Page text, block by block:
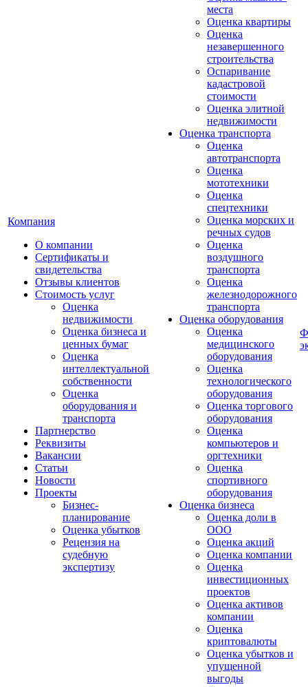
Компания
О компании
Сертификаты и
свидетельства
Отзывы клиентов
Стоимость услуг
Оценка
недвижимости
Оценка бизнеса и
ценных бумаг
Оценка
интеллектуальной
собственности
Оценка
оборудования и
транспорта
Партнерство
Реквизиты
Вакансии
Статьи
Новости
Проекты
Бизнес-
планирование
Оценка убытков
Рецензия на
судебную
экспертизу
места
Оценка квартиры
Оценка
незавершенного
строительства
Оспаривание
кадастровой
стоимости
Оценка элитной
недвижимости
Оценка транспорта
Оценка
автотранспорта
Оценка
мототехники
Оценка
спецтехники
Оценка морских и
речных судов
Оценка
воздушного
транспорта
Оценка
железнодорожного
транспорта
Оценка оборудования
Оценка
медицинского
оборудования
Оценка
технологического
оборудования
Оценка торгового
оборудования
Оценка
компьютеров и
оргтехники
Оценка
спортивного
оборудования
Оценка бизнеса
Оценка доли в
ООО
Оценка акций
Оценка компании
Оценка
инвестиционных
проектов
Оценка активов
компании
Оценка
криптовалюты
Оценка убытков и
упущенной
выгоды